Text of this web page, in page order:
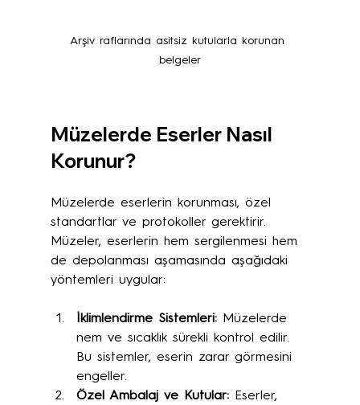
Arşiv raflarında asitsiz kutularla korunan
belgeler
Müzelerde Eserler Nasıl
Korunur?
Müzelerde eserlerin korunması, özel
standartlar ve protokoller gerektirir.
Müzeler, eserlerin hem sergilenmesi hem
de depolanması aşamasında aşağıdaki
yöntemleri uygular:
İklimlendirme Sistemleri: Müzelerde
nem ve sıcaklık sürekli kontrol edilir.
Bu sistemler, eserin zarar görmesini
engeller.
Özel Ambalaj ve Kutular: Eserler,